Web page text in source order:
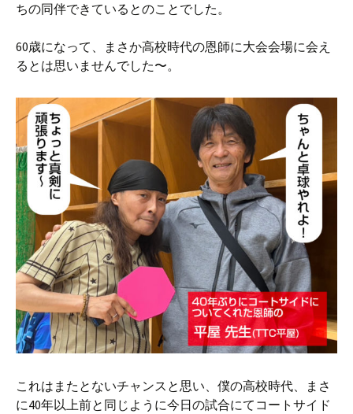
ちの同伴できているとのことでした。
60歳になって、まさか高校時代の恩師に大会会場に会え
るとは思いませんでした〜。
これはまたとないチャンスと思い、僕の高校時代、まさ
に40年以上前と同じように今日の試合にてコートサイド